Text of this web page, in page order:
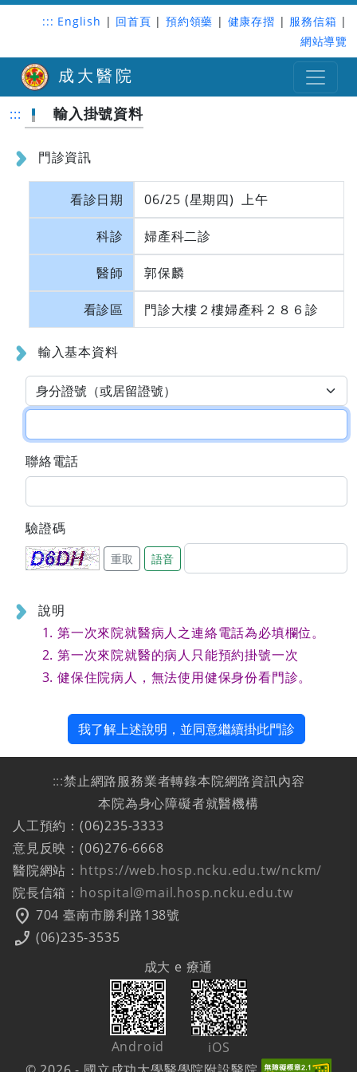
::: English | 回首頁 | 預約領藥 | 健康存摺 | 服務信箱 |
網站導覽
成大醫院
::: 輸入掛號資料
門診資訊
看診日期 06/25 (星期四) 上午
科診 婦產科二診
醫師 郭保麟
看診區 門診大樓２樓婦產科２８６診
輸入基本資料
聯絡電話
驗證碼
重取 語音
說明
第一次來院就醫病人之連絡電話為必填欄位。
第一次來院就醫的病人只能預約掛號一次
健保住院病人，無法使用健保身份看門診。
我了解上述說明，並同意繼續掛此門診
:::禁止網路服務業者轉錄本院網路資訊內容
本院為身心障礙者就醫機構
人工預約：(06)235-3333
意見反映：(06)276-6668
醫院網站： https://web.hosp.ncku.edu.tw/nckm/
院長信箱： hospital@mail.hosp.ncku.edu.tw
location_on 704 臺南市勝利路138號
phone_enabled (06)235-3535
成大 e 療通
Android
iOS